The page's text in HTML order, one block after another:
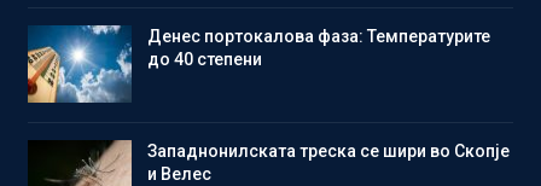
Денес портокалова фаза: Температурите
до 40 степени
Западнонилската треска се шири во Скопје
и Велес